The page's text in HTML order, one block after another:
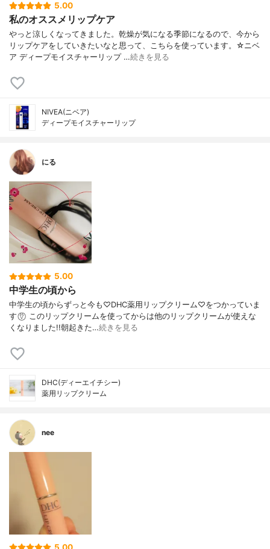
5.00
私のオススメリップケア
やっと涼しくなってきました。乾燥が気になる季節になるので、今から
リップケアをしていきたいなと思って、こちらを使っています。☆ニベ
ア ディープモイスチャーリップ …続きを見る
NIVEA(ニベア)
ディープモイスチャーリップ
にる
5.00
中学生の頃から
中学生の頃からずっと今も♡DHC薬用リップクリーム♡をつかっていま
す ⍢⃝ このリップクリームを使ってからは他のリップクリームが使えな
くなりました!!朝起きた…続きを見る
DHC(ディーエイチシー)
薬用リップクリーム
nee